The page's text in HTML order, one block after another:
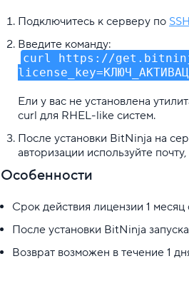
Подключитесь к серверу по SSH
Введите команду:
curl https://
Ели у вас не установлена
curl для RHEL-like систем.
После установки BitNinja на
авторизации используйте
Особенности
Срок действия лицензии 1 месяц
После установки BitNinja
Возврат возможен в течение 1